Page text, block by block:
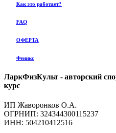
Как это работает?
FAQ
ОФЕРТА
Феникс
ЛаркФизКульт - авторский
курс
ИП Жаворонков О.А.
ОГРНИП: 324344300115237
ИНН: 504210412516